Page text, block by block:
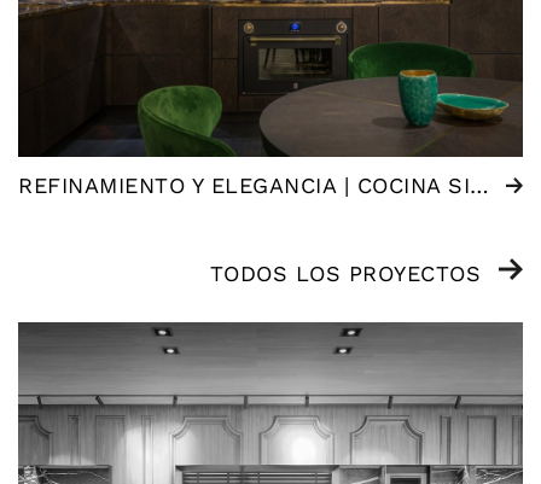
REFINAMIENTO Y ELEGANCIA | COCINA SIGNATURE
TODOS LOS PROYECTOS